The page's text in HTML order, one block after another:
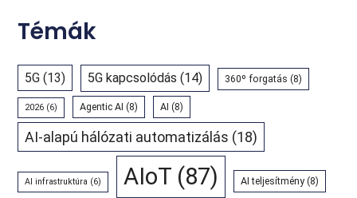
Témák
5G (13) 5G kapcsolódás (14) 360º forgatás (8)
2026 (6) Agentic AI (8) AI (8)
AI-alapú hálózati automatizálás (18)
AI infrastruktúra (6) AIoT (87) AI teljesítmény (8)